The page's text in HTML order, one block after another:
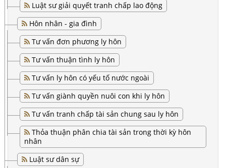
Luật sư giải quyết tranh chấp lao động
Hôn nhân - gia đình
Tư vấn đơn phương ly hôn
Tư vấn thuận tình ly hôn
Tư vấn ly hôn có yếu tố nước ngoài
Tư vấn giành quyền nuôi con khi ly hôn
Tư vấn tranh chấp tài sản chung sau ly hôn
Thỏa thuận phân chia tài sản trong thời kỳ hôn
nhân
Luật sư dân sự